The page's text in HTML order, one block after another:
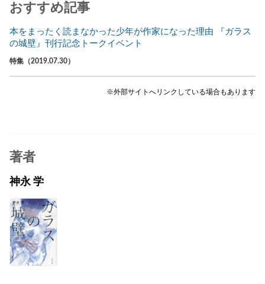
おすすめ記事
本をまったく読まなかった少年が作家になった理由 『ガラス
の城壁』刊行記念トークイベント
特集（2019.07.30）
※外部サイトへリンクしている場合もあります
著者
神永 学